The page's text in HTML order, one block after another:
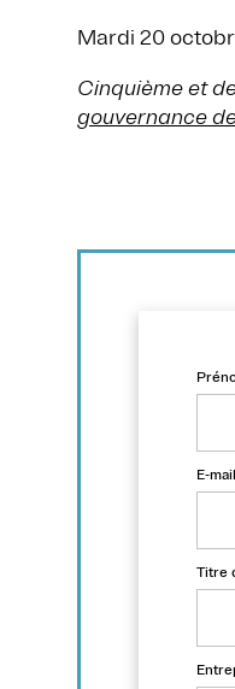
Mardi 20
Cinquième et
gouvernance
E-mail
Titre